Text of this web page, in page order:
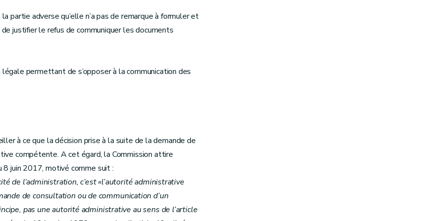
partie adverse qu’elle n’a pas de remarque à formuler et
justifier le refus de communiquer les documents
légale permettant de s’opposer à la communication des
à ce que la décision prise à la suite de la demande de
compétente. A cet égard, la Commission attire
8 juin 2017, motivé comme suit :
de l’administration, c’est «l’autorité administrative
de consultation ou de communication d’un
pas une autorité administrative au sens de l’article